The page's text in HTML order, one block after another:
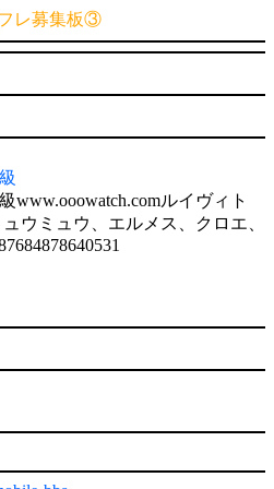
レ募集板③
www.ooowatch.comルイヴィト
ウミュウ、エルメス、クロエ、